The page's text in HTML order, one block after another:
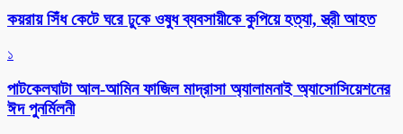
কয়রায় সিঁধ কেটে ঘরে ঢুকে ওষুধ ব্যবসায়ীকে কুপিয়ে হত্যা, স্ত্রী আহত
১
পাটকেলঘাটা আল-আমিন ফাজিল মাদ্রাসা অ্যালামনাই অ্যাসোসিয়েশনের
ঈদ পুনর্মিলনী